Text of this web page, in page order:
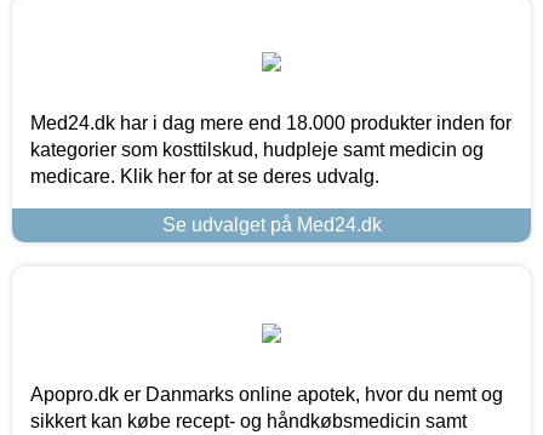
Med24.dk har i dag mere end 18.000 produkter inden for
kategorier som kosttilskud, hudpleje samt medicin og
medicare. Klik her for at se deres udvalg.
Se udvalget på Med24.dk
Apopro.dk er Danmarks online apotek, hvor du nemt og
sikkert kan købe recept- og håndkøbsmedicin samt